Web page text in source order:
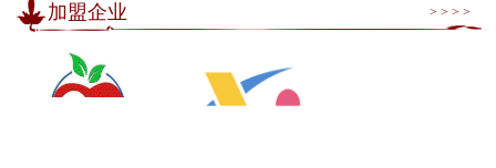
加盟企业 > > > >